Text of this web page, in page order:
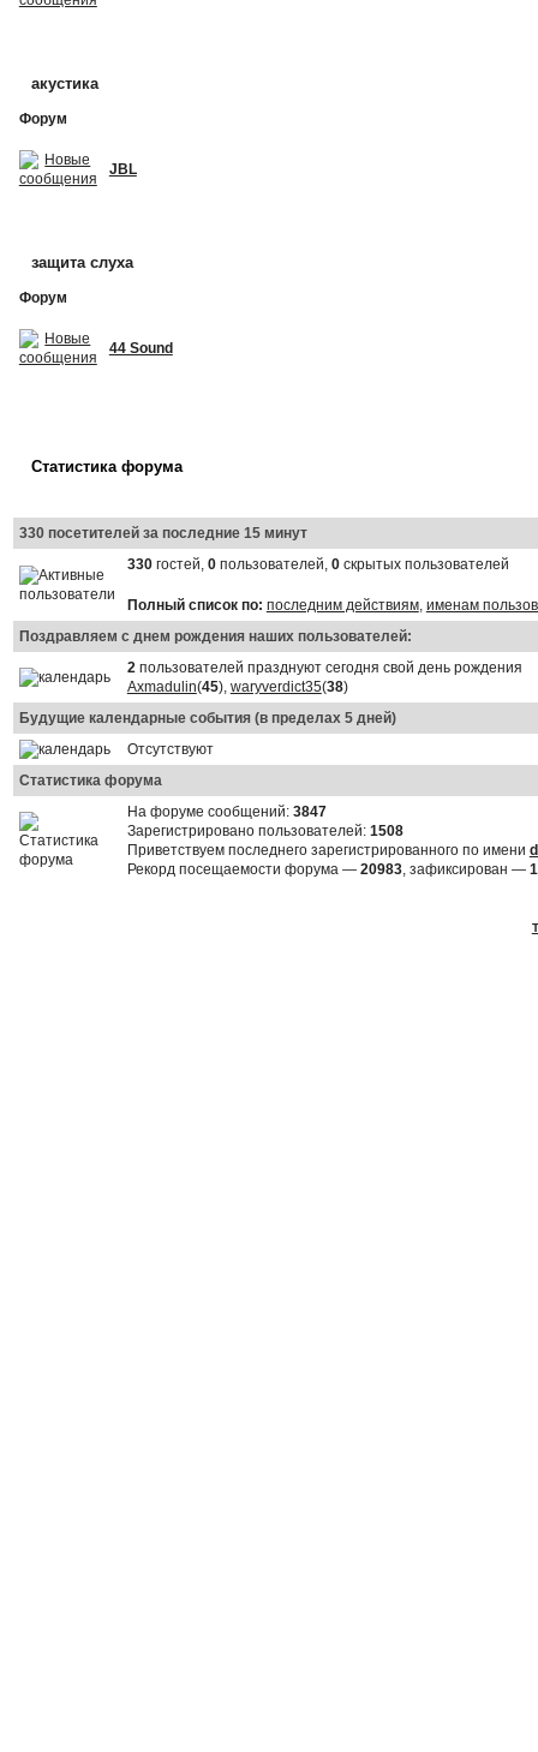
акустика
Форум
JBL
защита слуха
Форум
44 Sound
Статистика форума
330 посетителей за последние 15 минут
330гостей, 0пользователей, 0скрытых пользователей
Полный список по: последним действиям, именам
Поздравляем с днем рождения наших пользователей:
2пользователей празднуют сегодня свой день рождения
Axmadulin(45), waryverdict35(38)
Будущие календарные события (в пределах 5 дней)
Отсутствуют
Статистика форума
На форуме сообщений: 3847
Зарегистрировано пользователей: 1508
Приветствуем последнего зарегистрированного по имени
Рекорд посещаемости форума — 20983, зафиксирован —